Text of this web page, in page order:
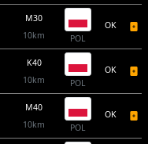
M30
10km
POL
OK
K40
10km
POL
OK
M40
10km
POL
OK